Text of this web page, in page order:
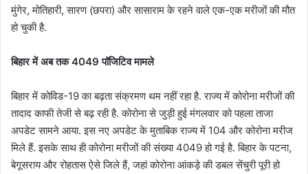
मुंगेर, मोतिहारी, सारण (छपरा) और सासाराम के रहने वाले एक-एक मरीजों की मौत
हो चुकी है.
बिहार में अब तक 4049 पॉजिटिव मामले
बिहार में कोविड-19 का बढ़ता संक्रमण थम नहीं रहा है. राज्य में कोरोना मरीजों की
तादाद काफी तेजी से बढ़ रही है. कोरोना से जुड़ी हुई मंगलवार को पहला ताजा
अपडेट सामने आया. इस नए अपडेट के मुताबिक राज्य में 104 और कोरोना मरीज
मिले हैं. इसके साथ ही कोरोना मरीजों की संख्या 4049 हो गई है. बिहार के पटना,
बेगूसराय और रोहतास ऐसे जिले हैं, जहां कोरोना आंकड़े की डबल सेंचुरी पूरी हो